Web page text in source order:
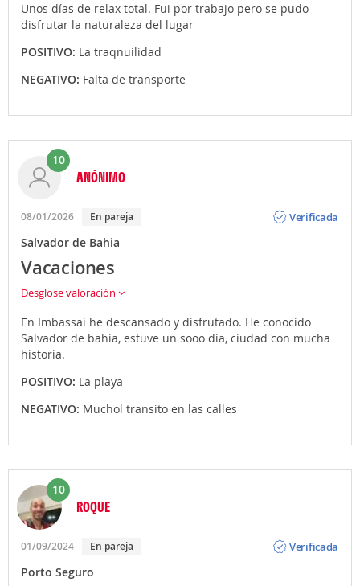
Unos días de relax total. Fui por trabajo pero se pudo
disfrutar la naturaleza del lugar
POSITIVO: La traqnuilidad
NEGATIVO: Falta de transporte
10
ANÓNIMO
08/01/2026 En pareja
Verificada
Salvador de Bahia
Vacaciones
Desglose valoración
En Imbassai he descansado y disfrutado. He conocido
Salvador de bahia, estuve un sooo dia, ciudad con mucha
historia.
POSITIVO: La playa
NEGATIVO: Muchol transito en las calles
10
ROQUE
01/09/2024 En pareja
Verificada
Porto Seguro